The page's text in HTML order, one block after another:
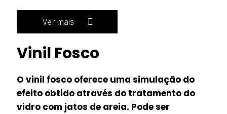
Ver mais
Vinil Fosco
O vinil fosco oferece uma simulação do
efeito obtido através do tratamento do
vidro com jatos de areia. Pode ser